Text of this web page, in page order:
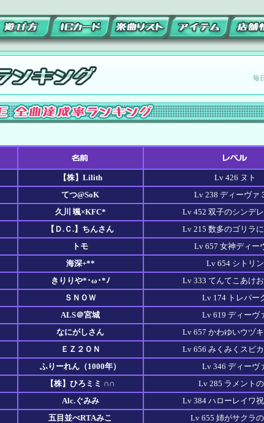
毎
【株】Lilith Lv 426 ヌト
てつ@SoK Lv 238 ディーヴァ
久川 颯×KFC* Lv 452 双子のシンデ
【Ｄ.Ｃ.】ちんさん Lv 215 数多のゴリラ
トモ Lv 657 女神ディー
海深+** Lv 654 シトリン
きりりや*･ω･*ﾉ Lv 333 てんてこあけ
ＳＮＯＷ Lv 174 トレパー
ALS＠宮城 Lv 619 ディーヴ
なにがしさん Lv 657 かわゆいウヅ
ＥＺ２ＯＮ Lv 656 みくみくスピ
ふりーれん（1000年） Lv 346 ディーヴ
【株】ひろミミ ∩∩ Lv 285 ラメント
Alc.ぐみみ Lv 384 ハローレイワ
五目並べRTAみこ Lv 655 姉がサクラ